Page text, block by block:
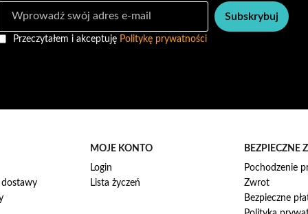
Subskrybuj
Przeczytałem i akceptuję Politykę prywatności
dostawy
MOJE KONTO
Login
Lista życzeń
BEZPIECZNE
Pochodzenie
Zwrot
Bezpieczne